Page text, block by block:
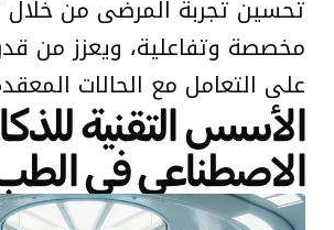
تحسين تجربة المرضى من
مخصصة وتفاعلية، ويعزز من
على التعامل مع الحالات
الأسس التقنية
الاصطناعي في